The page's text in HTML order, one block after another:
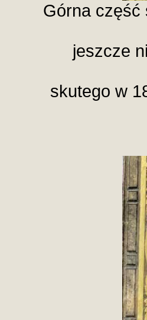
Górna część
jeszcze
skutego w